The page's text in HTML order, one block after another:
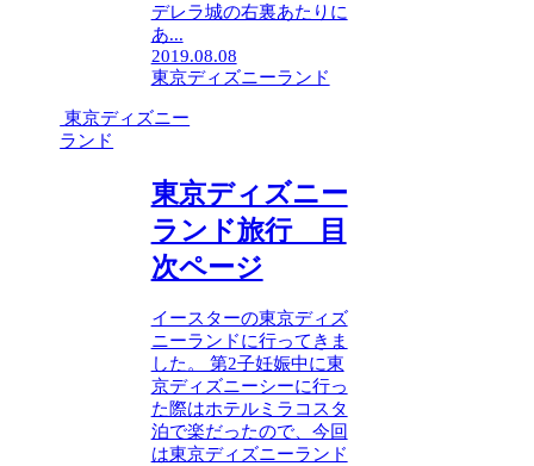
デレラ城の右裏あたりに
あ...
2019.08.08
東京ディズニーランド
東京ディズニー
ランド
東京ディズニー
ランド旅行 目
次ページ
イースターの東京ディズ
ニーランドに行ってきま
した。 第2子妊娠中に東
京ディズニーシーに行っ
た際はホテルミラコスタ
泊で楽だったので、今回
は東京ディズニーランド